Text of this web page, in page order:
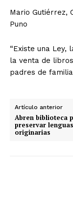
Mario Gutiérrez,
Puno
“Existe una Ley,
la venta de
padres de
Artículo anterior
Abren biblioteca
preservar lenguas
originarias